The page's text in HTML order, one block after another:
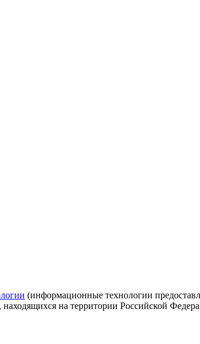
(информационные технологии
на территории Российской